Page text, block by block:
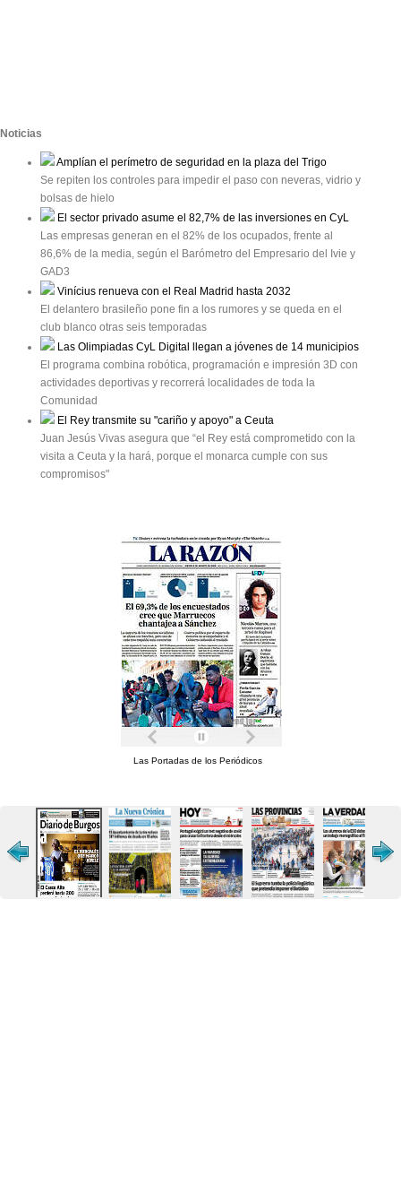
Noticias
Amplían el perímetro de seguridad en la plaza del Trigo
Se repiten los controles para impedir el paso con neveras, vidrio y
bolsas de hielo
El sector privado asume el 82,7% de las inversiones en CyL
Las empresas generan en el 82% de los ocupados, frente al
86,6% de la media, según el Barómetro del Empresario del Ivie y
GAD3
Vinícius renueva con el Real Madrid hasta 2032
El delantero brasileño pone fin a los rumores y se queda en el
club blanco otras seis temporadas
Las Olimpiadas CyL Digital llegan a jóvenes de 14 municipios
El programa combina robótica, programación e impresión 3D con
actividades deportivas y recorrerá localidades de toda la
Comunidad
El Rey transmite su "cariño y apoyo" a Ceuta
Juan Jesús Vivas asegura que “el Rey está comprometido con la
visita a Ceuta y la hará, porque el monarca cumple con sus
compromisos"
Las Portadas de los Periódicos